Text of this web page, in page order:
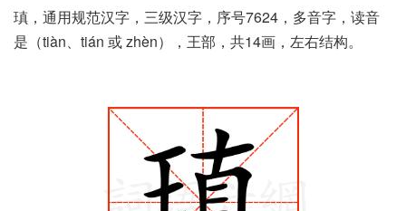
瑱，通用规范汉字，三级汉字，序号7624，多音字，读音
是（tiàn、tián 或 zhèn），王部，共14画，左右结构。